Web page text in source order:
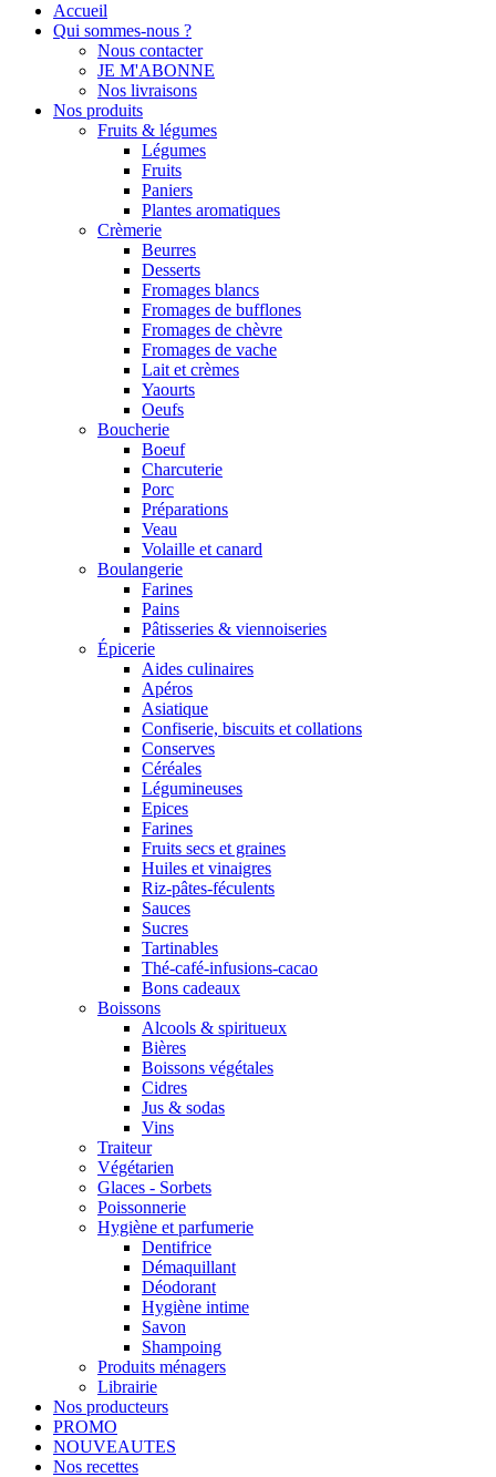
Accueil
Qui sommes-nous ?
Nous contacter
JE M'ABONNE
Nos livraisons
Nos produits
Fruits & légumes
Légumes
Fruits
Paniers
Plantes aromatiques
Crèmerie
Beurres
Desserts
Fromages blancs
Fromages de bufflones
Fromages de chèvre
Fromages de vache
Lait et crèmes
Yaourts
Oeufs
Boucherie
Boeuf
Charcuterie
Porc
Préparations
Veau
Volaille et canard
Boulangerie
Farines
Pains
Pâtisseries & viennoiseries
Épicerie
Aides culinaires
Apéros
Asiatique
Confiserie, biscuits et collations
Conserves
Céréales
Légumineuses
Epices
Farines
Fruits secs et graines
Huiles et vinaigres
Riz-pâtes-féculents
Sauces
Sucres
Tartinables
Thé-café-infusions-cacao
Bons cadeaux
Boissons
Alcools & spiritueux
Bières
Boissons végétales
Cidres
Jus & sodas
Vins
Traiteur
Végétarien
Glaces - Sorbets
Poissonnerie
Hygiène et parfumerie
Dentifrice
Démaquillant
Déodorant
Hygiène intime
Savon
Shampoing
Produits ménagers
Librairie
Nos producteurs
PROMO
NOUVEAUTES
Nos recettes